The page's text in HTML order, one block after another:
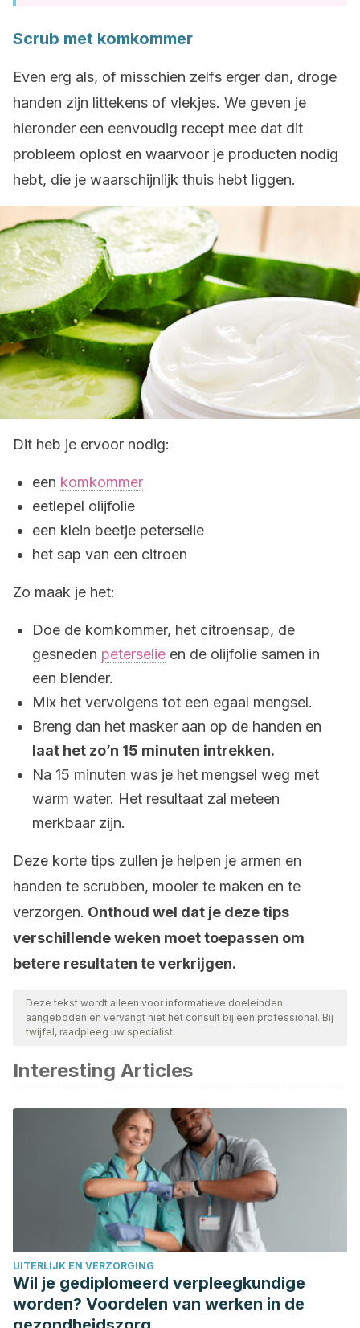
Scrub met komkommer
Even erg als, of misschien zelfs erger dan, droge
handen zijn littekens of vlekjes. We geven je
hieronder een eenvoudig recept mee dat dit
probleem oplost en waarvoor je producten nodig
hebt, die je waarschijnlijk thuis hebt liggen.
Dit heb je ervoor nodig:
een komkommer
eetlepel olijfolie
een klein beetje peterselie
het sap van een citroen
Zo maak je het:
Doe de komkommer, het citroensap, de
gesneden peterselie en de olijfolie samen in
een blender.
Mix het vervolgens tot een egaal mengsel.
Breng dan het masker aan op de handen en
laat het zo’n 15 minuten intrekken.
Na 15 minuten was je het mengsel weg met
warm water. Het resultaat zal meteen
merkbaar zijn.
Deze korte tips zullen je helpen je armen en
handen te scrubben, mooier te maken en te
verzorgen. Onthoud wel dat je deze tips
verschillende weken moet toepassen om
betere resultaten te verkrijgen.
Deze tekst wordt alleen voor informatieve doeleinden
aangeboden en vervangt niet het consult bij een professional. Bij
twijfel, raadpleeg uw specialist.
Interesting Articles
UITERLIJK EN VERZORGING
Wil je gediplomeerd verpleegkundige
worden? Voordelen van werken in de